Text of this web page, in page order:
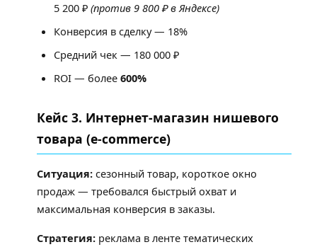
5 200 ₽ (против 9 800 ₽ в Яндексе)
Конверсия в сделку — 18%
Средний чек — 180 000 ₽
ROI — более 600%
Кейс 3. Интернет-магазин нишевого
товара (e-commerce)
Ситуация: сезонный товар, короткое окно
продаж — требовался быстрый охват и
максимальная конверсия в заказы.
Стратегия: реклама в ленте тематических